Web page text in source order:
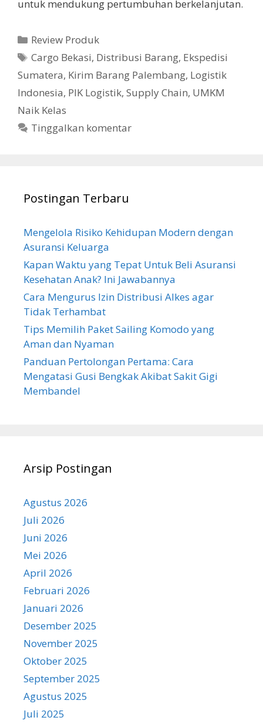
untuk mendukung pertumbuhan berkelanjutan.
Kategori
Review Produk
Tag
Cargo Bekasi, Distribusi Barang, Ekspedisi
Sumatera, Kirim Barang Palembang, Logistik
Indonesia, PIK Logistik, Supply Chain, UMKM
Naik Kelas
Tinggalkan komentar
Postingan Terbaru
Mengelola Risiko Kehidupan Modern dengan
Asuransi Keluarga
Kapan Waktu yang Tepat Untuk Beli Asuransi
Kesehatan Anak? Ini Jawabannya
Cara Mengurus Izin Distribusi Alkes agar
Tidak Terhambat
Tips Memilih Paket Sailing Komodo yang
Aman dan Nyaman
Panduan Pertolongan Pertama: Cara
Mengatasi Gusi Bengkak Akibat Sakit Gigi
Membandel
Arsip Postingan
Agustus 2026
Juli 2026
Juni 2026
Mei 2026
April 2026
Februari 2026
Januari 2026
Desember 2025
November 2025
Oktober 2025
September 2025
Agustus 2025
Juli 2025